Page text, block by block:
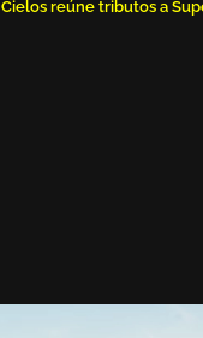
Cielos reúne tributos a